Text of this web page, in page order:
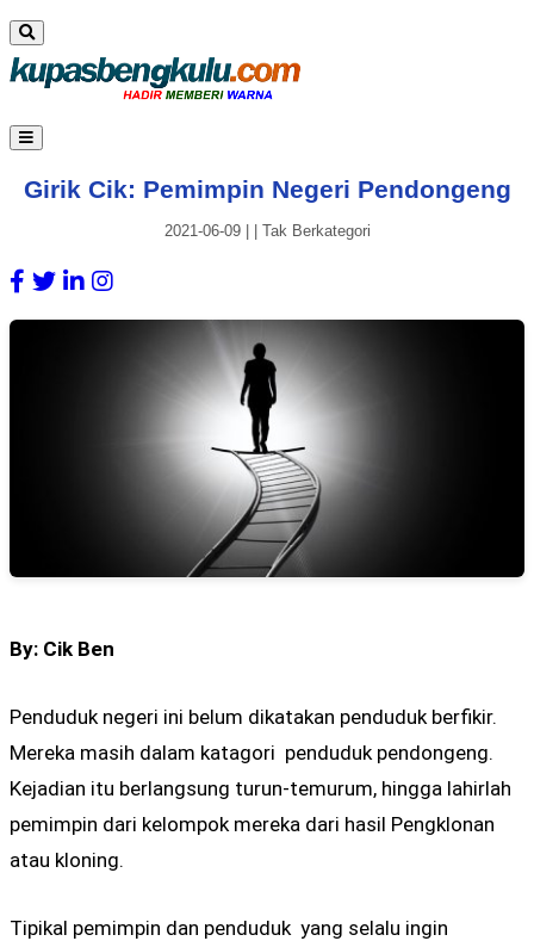
Girik Cik: Pemimpin Negeri Pendongeng
2021-06-09| Tak Berkategori
By: Cik Ben
Penduduk negeri ini belum dikatakan penduduk berfikir.
Mereka masih dalam katagori penduduk pendongeng.
Kejadian itu berlangsung turun-temurum, hingga lahirlah
pemimpin dari kelompok mereka dari hasil Pengklonan
atau kloning.
Tipikal pemimpin dan penduduk yang selalu ingin